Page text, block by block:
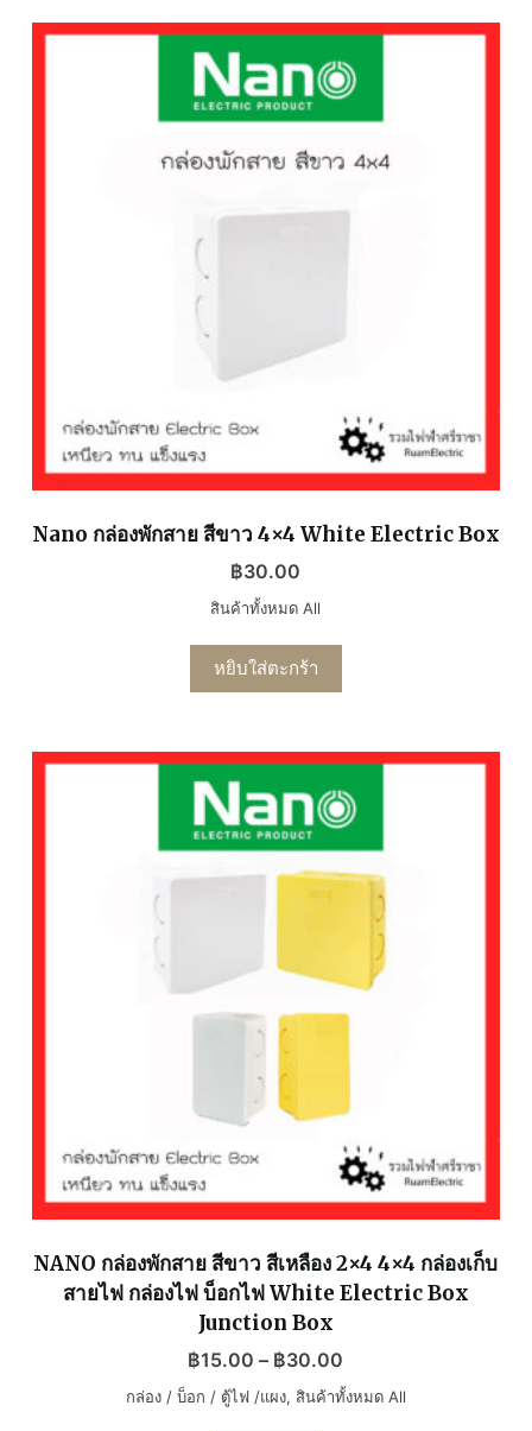
Nano กล่องพักสาย สีขาว 4×4 White Electric Box
฿30.00
สินค้าทั้งหมด All
หยิบใส่ตะกร้า
NANO กล่องพักสาย สีขาว สีเหลือง 2×4 4×4 กล่องเก็บ
สายไฟ กล่องไฟ บ็อกไฟ White Electric Box
Junction Box
฿15.00 – ฿30.00
กล่อง / บ็อก / ตู้ไฟ /แผง, สินค้าทั้งหมด All